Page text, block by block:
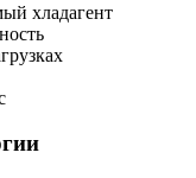
хладагент